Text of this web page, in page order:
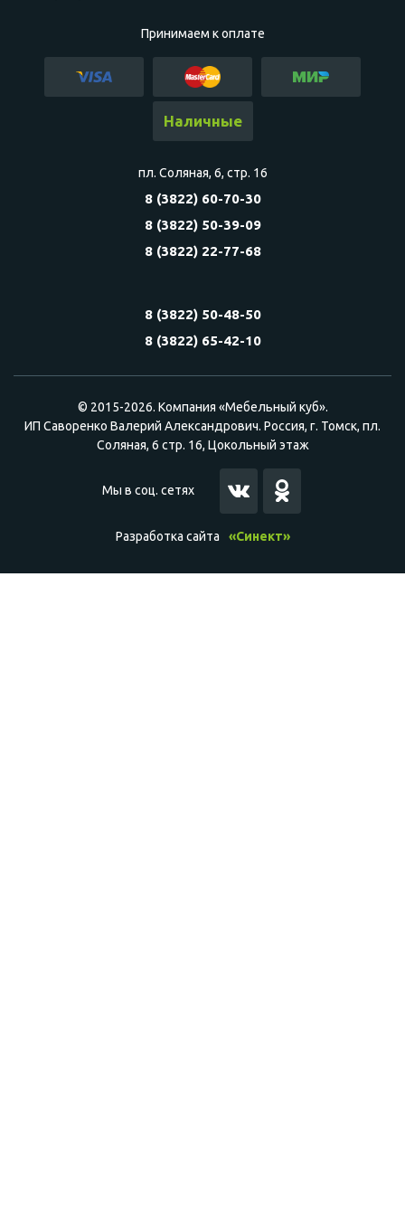
Принимаем к оплате
Наличные
пл. Соляная, 6, стр. 16
8 (3822) 60-70-30
8 (3822) 50-39-09
8 (3822) 22-77-68
8 (3822) 50-48-50
8 (3822) 65-42-10
© 2015-2026. Компания «Мебельный куб».
ИП Саворенко Валерий Александрович. Россия, г. Томск, пл.
Соляная, 6 стр. 16, Цокольный этаж
Мы в соц. сетях
Разработка сайта «Синект»